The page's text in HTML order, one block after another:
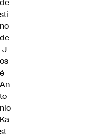
de
sti
no
de
J
os
é
An
to
nio
Ka
st